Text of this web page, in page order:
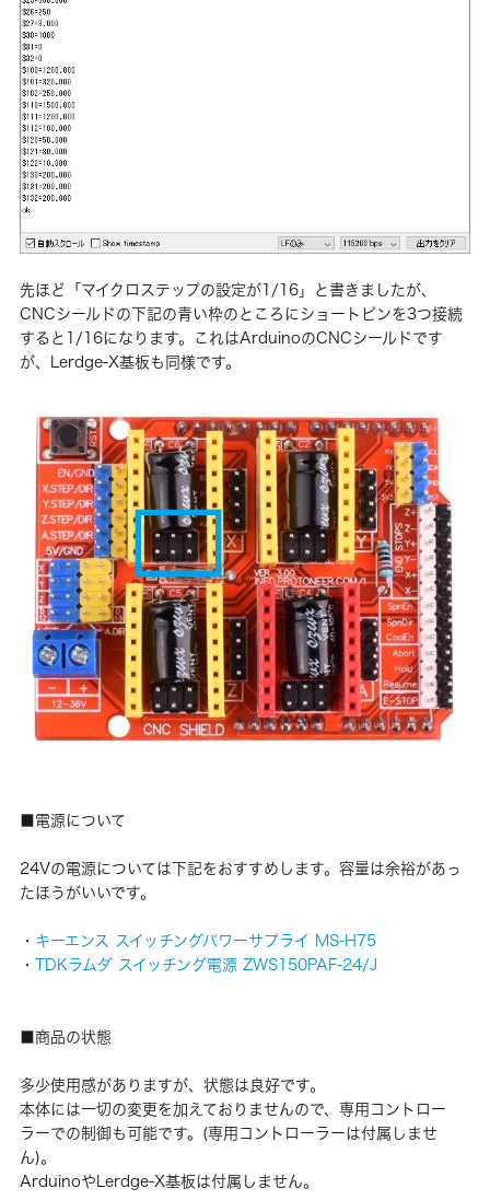
先ほど「マイクロステップの設定が1/16」と書きましたが、
CNCシールドの下記の青い枠のところにショートピンを3つ接続
すると1/16になります。これはArduinoのCNCシールドです
が、Lerdge-X基板も同様です。
■電源について
24Vの電源については下記をおすすめします。容量は余裕があっ
たほうがいいです。
・ キーエンス スイッチングパワーサプライ MS-H75
・ TDKラムダ スイッチング電源 ZWS150PAF-24/J
■商品の状態
多少使用感がありますが、状態は良好です。
本体には一切の変更を加えておりませんので、専用コントロー
ラーでの制御も可能です。(専用コントローラーは付属しませ
ん)。
ArduinoやLerdge-X基板は付属しません。